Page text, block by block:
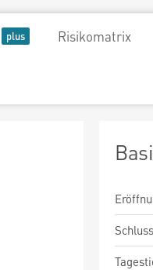
Risikomatrix
Schluss